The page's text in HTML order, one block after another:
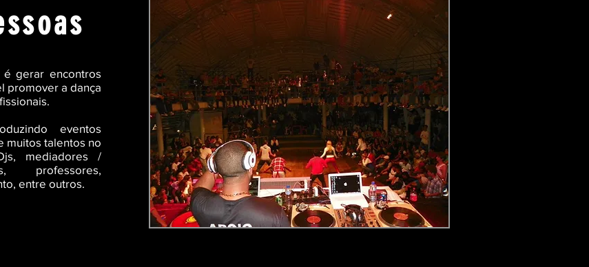
gerar encontros
promover a dança
eventos
muitos talentos no
mediadores /
professores,
entre outros.